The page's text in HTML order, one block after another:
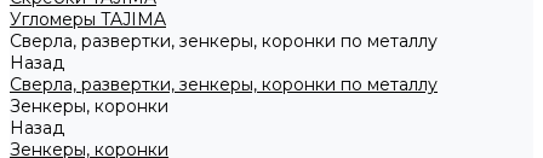
Угломеры TAJIMA
Сверла, развертки, зенкеры, коронки по металлу
Назад
Сверла, развертки, зенкеры, коронки по металлу
Зенкеры, коронки
Назад
Зенкеры, коронки